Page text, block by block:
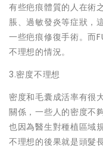
有些疤痕體質的人在術
脹、過敏發炎等症狀，
一些疤痕修復手術。而
不理想的情況。
3.密度不理想
密度和毛囊成活率有很
關係，一些人的密度不
也因為醫生對種植區域
不理想的後果就是頭髮